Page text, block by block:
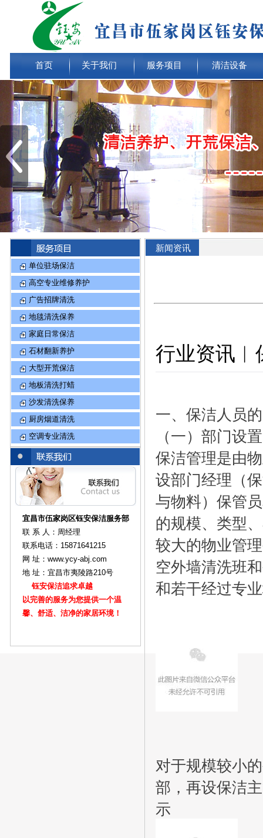
首页 关于我们 服务项目 清洁设备
单位驻场保洁
高空专业维修养护
广告招牌清洗
地毯清洗保养
家庭日常保洁
石材翻新养护
大型开荒保洁
地板清洗打蜡
沙发清洗保养
厨房烟道清洗
空调专业清洗
宜昌市伍家岗区钰安保洁服务部
联 系 人：周经理
联系电话：15871641215
网 址：www.ycy-abj.com
地 址：宜昌市夷陵路210号
钰安保洁追求卓越
以完善的服务为您提供一个温
馨、舒适、洁净的家居环境！
新闻资讯
行业资讯
一、保洁人员
（一）部门设置
保洁管理是由
设部门经理（
与物料）保管
的规模、类型
较大的物业管
空外墙清洗班
和若干经过专
对于规模较小
部，再设保洁
示